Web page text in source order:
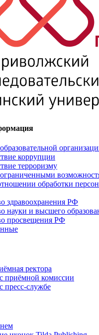
коррупции
терроризму
обработки
здравоохранения РФ
науки и высшего
просвещения РФ
ректора
приёмной комиссии
пресс-службе